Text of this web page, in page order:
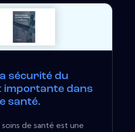
sécurité du
importante dans
santé.
de santé est une